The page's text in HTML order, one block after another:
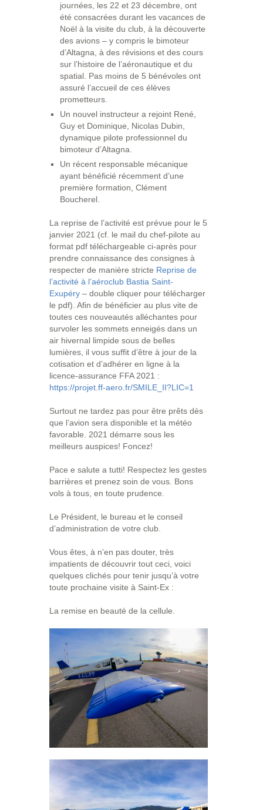
journées, les 22 et 23 décembre, ont
été consacrées durant les vacances de
Noël à la visite du club, à la découverte
des avions – y compris le bimoteur
d’Altagna, à des révisions et des cours
sur l’histoire de l’aéronautique et du
spatial. Pas moins de 5 bénévoles ont
assuré l’accueil de ces élèves
prometteurs.
Un nouvel instructeur a rejoint René,
Guy et Dominique, Nicolas Dubin,
dynamique pilote professionnel du
bimoteur d’Altagna.
Un récent responsable mécanique
ayant bénéficié récemment d’une
première formation, Clément
Boucherel.
La reprise de l’activité est prévue pour le 5
janvier 2021 (cf. le mail du chef-pilote au
format pdf téléchargeable ci-après pour
prendre connaissance des consignes à
respecter de manière stricte Reprise de
l’activité à l’aéroclub Bastia Saint-
Exupéry – double cliquer pour télécharger
le pdf). Afin de bénéficier au plus vite de
toutes ces nouveautés alléchantes pour
survoler les sommets enneigés dans un
air hivernal limpide sous de belles
lumières, il vous suffit d’être à jour de la
cotisation et d’adhérer en ligne à la
licence-assurance FFA 2021 :
https://projet.ff-aero.fr/SMILE_II?LIC=1
Surtout ne tardez pas pour être prêts dès
que l’avion sera disponible et la météo
favorable. 2021 démarre sous les
meilleurs auspices! Foncez!
Pace e salute a tutti! Respectez les gestes
barrières et prenez soin de vous. Bons
vols à tous, en toute prudence.
Le Président, le bureau et le conseil
d’administration de votre club.
Vous êtes, à n’en pas douter, très
impatients de découvrir tout ceci, voici
quelques clichés pour tenir jusqu’à votre
toute prochaine visite à Saint-Ex :
La remise en beauté de la cellule.